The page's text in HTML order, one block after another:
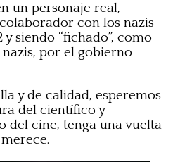
un personaje real,
con los nazis
siendo “fichado”, como
por el gobierno
y de calidad, esperemos
del científico y
del cine, tenga una vuelta